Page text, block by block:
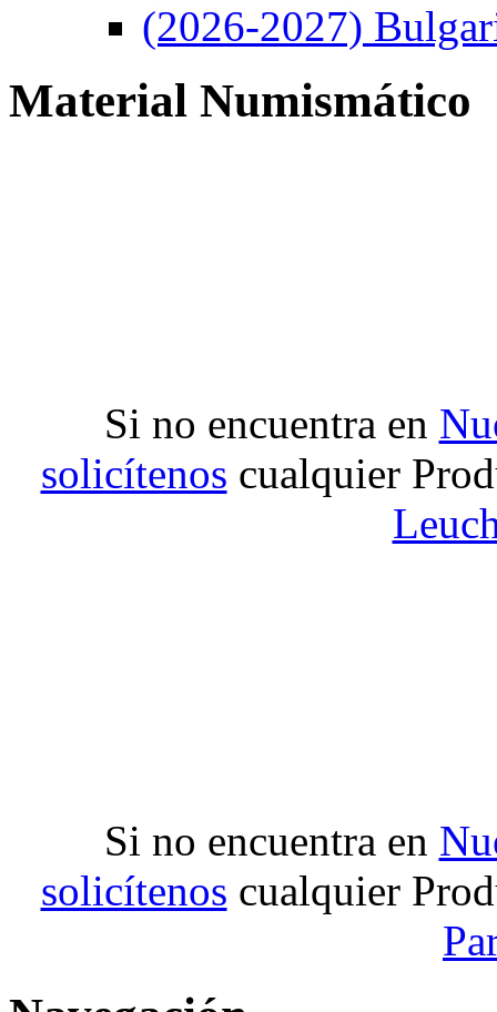
(2026-2027)
Material Numismático
Si no encuentra en
solicítenos cualquier
Si no encuentra en
solicítenos cualquier